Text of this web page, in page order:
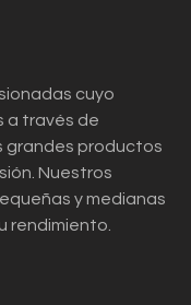
cuyo
a través de
grandes productos
Nuestros
y medianas
rendimiento.